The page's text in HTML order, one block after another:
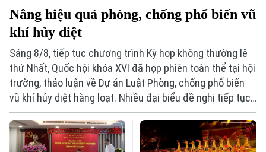
Xu hướng
Nâng hiệu quả phòng, chống phổ biến vũ
khí hủy diệt
Sáng 8/8, tiếp tục chương trình Kỳ họp không thường lệ
thứ Nhất, Quốc hội khóa XVI đã họp phiên toàn thể tại hội
trường, thảo luận về Dự án Luật Phòng, chống phổ biến
vũ khí hủy diệt hàng loạt. Nhiều đại biểu đề nghị tiếp tục
hoàn thiện các quy định nhằm nâng cao hiệu quả phòng
ngừa, kiểm soát rủi ro, đồng thời bảo đảm quyền và lợi
ích hợp pháp của tổ chức, cá nhân.